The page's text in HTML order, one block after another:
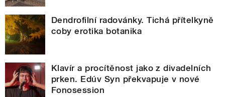
Dendrofilní radovánky. Tichá přítelkyně
coby erotika botanika
Klavír a procítěnost jako z divadelních
prken. Edúv Syn překvapuje v nové
Fonosession